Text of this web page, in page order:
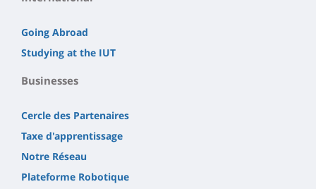
Going Abroad
Studying at the IUT
Businesses
Cercle des Partenaires
Taxe d'apprentissage
Notre Réseau
Plateforme Robotique